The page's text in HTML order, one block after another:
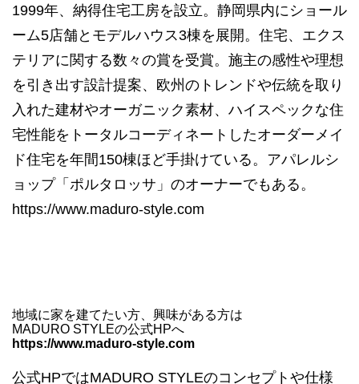
1999年、納得住宅工房を設立。静岡県内にショール
ーム5店舗とモデルハウス3棟を展開。住宅、エクス
テリアに関する数々の賞を受賞。施主の感性や理想
を引き出す設計提案、欧州のトレンドや伝統を取り
入れた建材やオーガニック素材、ハイスペックな住
宅性能をトータルコーディネートしたオーダーメイ
ド住宅を年間150棟ほど手掛けている。アパレルシ
ョップ「ポルタロッサ」のオーナーでもある。
https://www.maduro-style.com
地域に家を建てたい方、興味がある方は
MADURO STYLEの公式HPへ
https://www.maduro-style.com
公式HPではMADURO STYLEのコンセプトや仕様